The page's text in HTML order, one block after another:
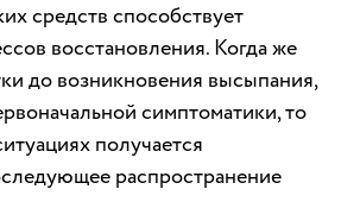
средств способствует
восстановления. Когда же
до возникновения высыпания,
симптоматики, то
получается
распространение